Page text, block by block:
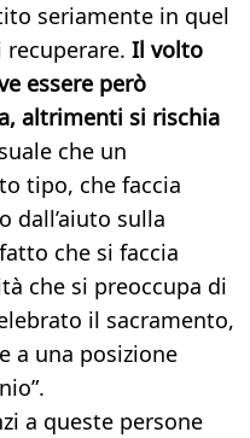
seriamente in quel
Il volto
essere però
altrimenti si rischia
che un
tipo, che faccia
dall’aiuto sulla
che si faccia
che si preoccupa di
il sacramento,
a una posizione
a queste persone